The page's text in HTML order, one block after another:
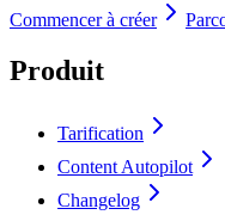
Commencer à créer
Produit
Tarification
Content Autopilot
Changelog